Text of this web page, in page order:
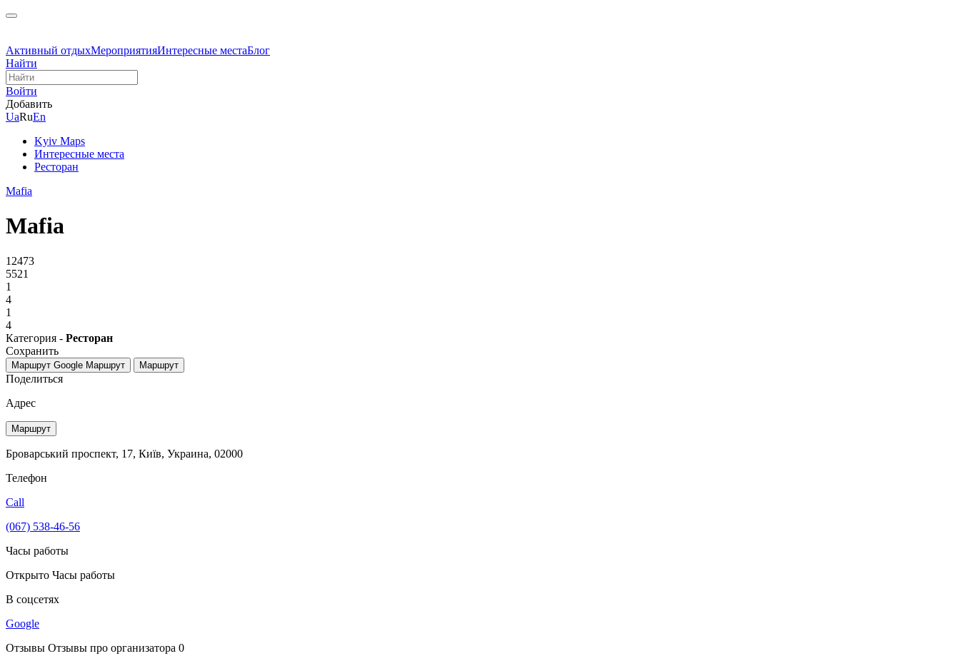
Активный отдыхМероприятияИнтересные местаБлог
Найти
Войти
Добавить
UaRuEn
Kyiv Maps
Интересные места
Ресторан
Mafia
Mafia
12473
5521
1
4
1
4
Категория - Ресторан
Сохранить
Маршрут Google Маршрут Маршрут
Поделиться
Адрес
Маршрут
Броварський проспект, 17, Київ, Украина, 02000
Телефон
Call
(067) 538-46-56
Часы работы
Открыто Часы работы
В соцсетях
Google
Отзывы Отзывы про организатора 0